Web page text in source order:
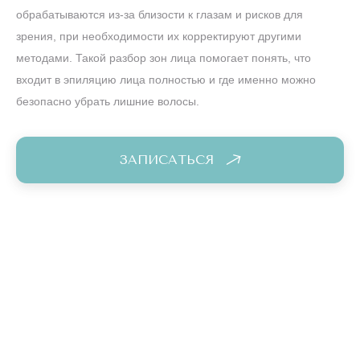
обрабатываются из‑за близости к глазам и рисков для
зрения, при необходимости их корректируют другими
методами. Такой разбор зон лица помогает понять, что
входит в эпиляцию лица полностью и где именно можно
безопасно убрать лишние волосы.
ЗАПИСАТЬСЯ